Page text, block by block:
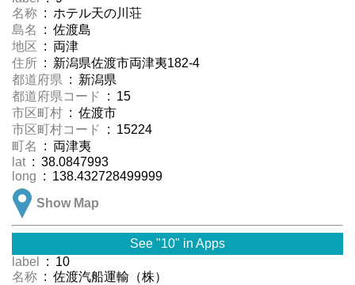
名称 : ホテル天の川荘
島名
: 佐渡島
地区 : 両津
住所 : 新潟県佐渡市両津夷182-4
都道府県 : 新潟県
都道府県コード
: 15
市区町村 : 佐渡市
市区町村コード
: 15224
町名
: 両津夷
lat : 38.0847993
long : 138.432728499999
Show Map
See "10" in Apps
label
: 10
名称 : 佐渡汽船運輸（株）